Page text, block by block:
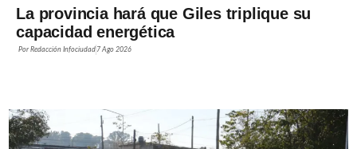
La provincia hará que Giles triplique su
capacidad energética
PorRedacción Infociudad 7 Ago 2026